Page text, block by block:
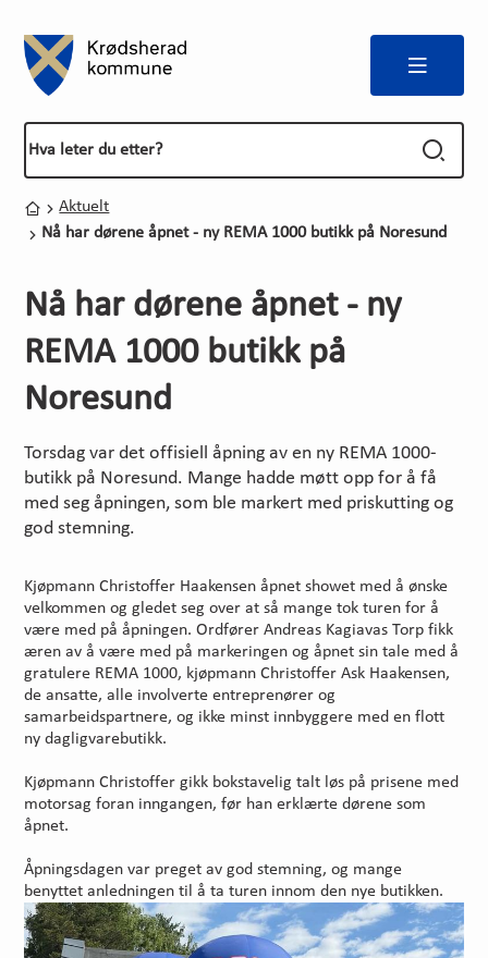
Meny
Du er her:
Hjem
Aktuelt
Nå har dørene åpnet - ny REMA 1000 butikk på Noresund
Nå har dørene åpnet - ny
REMA 1000 butikk på
Noresund
Torsdag var det offisiell åpning av en ny REMA 1000-
butikk på Noresund. Mange hadde møtt opp for å få
med seg åpningen, som ble markert med priskutting og
god stemning.
Kjøpmann Christoffer Haakensen åpnet showet med å ønske
velkommen og gledet seg over at så mange tok turen for å
være med på åpningen. Ordfører Andreas Kagiavas Torp fikk
æren av å være med på markeringen og åpnet sin tale med å
gratulere REMA 1000, kjøpmann Christoffer Ask Haakensen,
de ansatte, alle involverte entreprenører og
samarbeidspartnere, og ikke minst innbyggere med en flott
ny dagligvarebutikk.
Kjøpmann Christoffer gikk bokstavelig talt løs på prisene med
motorsag foran inngangen, før han erklærte dørene som
åpnet.
Åpningsdagen var preget av god stemning, og mange
benyttet anledningen til å ta turen innom den nye butikken.